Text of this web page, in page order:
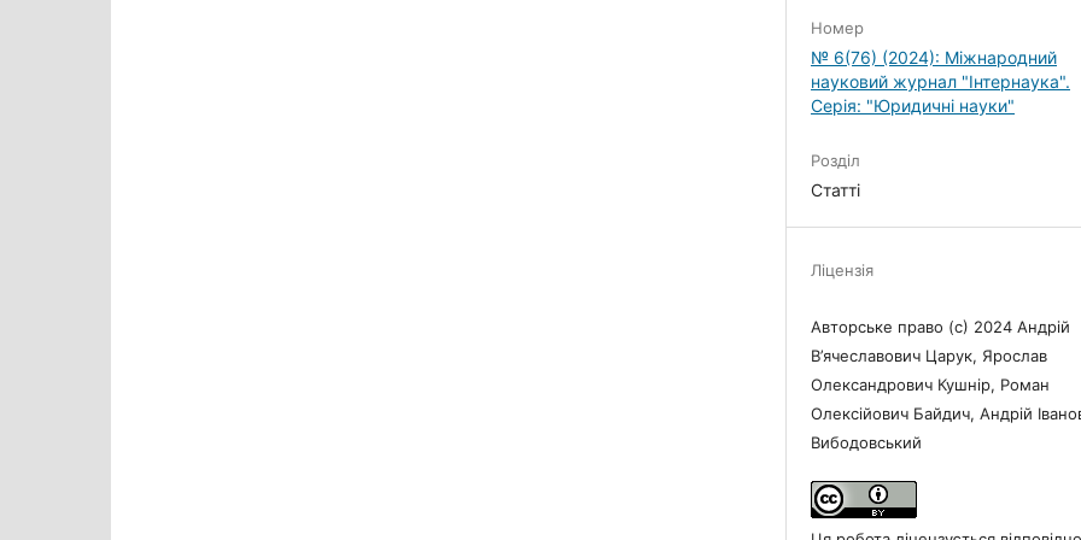
Номер
№ 6(76) (2024): Міжнародний
науковий журнал "Інтернаука".
Серія: "Юридичні науки"
Розділ
Статті
Ліцензія
Авторське право (c) 2024 Андрій
В’ячеславович Царук, Ярослав
Олександрович Кушнір, Роман
Олексійович Байдич, Андрій
Вибодовський